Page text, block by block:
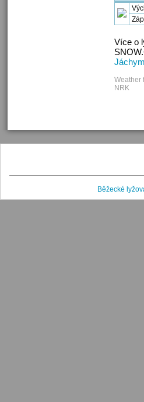
Více o
Weather
NRK
Běžecké